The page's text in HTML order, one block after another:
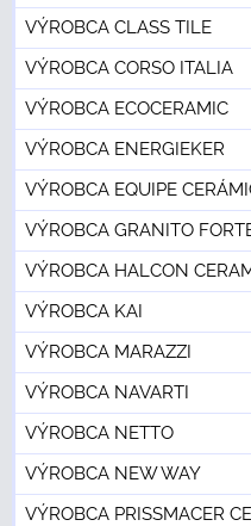
VÝROBCA CLASS TILE
VÝROBCA CORSO ITALIA
VÝROBCA ECOCERAMIC
VÝROBCA ENERGIEKER
VÝROBCA EQUIPE
VÝROBCA GRANITO
VÝROBCA HALCON
VÝROBCA KAI
VÝROBCA MARAZZI
VÝROBCA NAVARTI
VÝROBCA NETTO
VÝROBCA NEW WAY
VÝROBCA PRISSMACER